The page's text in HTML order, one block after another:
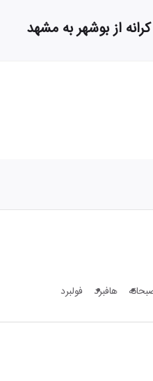
از بوشهر به مشهد
هافبرد فولبرد